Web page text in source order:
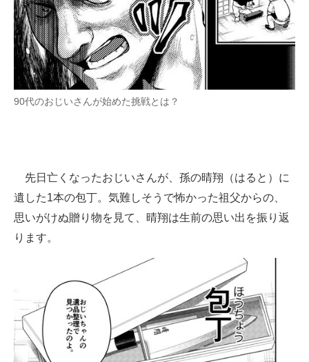
マーケ×ITの今がよく分かる
ITエンジニア向け専門サイト
企業向けIT製品の総合サイト
IT製品の技術・比較・事例
エレクトロニクス専門サイト
電子設計の基本と応用
建設×テクノロジーの最前線
ちょっと気になるネットの話題
90代のおじいさんが始めた挑戦とは？
先日亡くなったおじいさんが、孫の晴翔（はると）に
遺した1本の包丁。気難しそうで怖かった祖父からの、
思いがけぬ贈り物を見て、晴翔は生前の思い出を振り返
ります。